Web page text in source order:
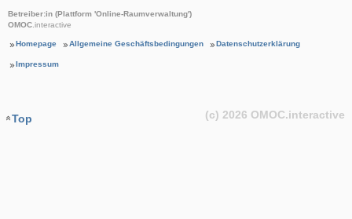
Betreiber:in (Plattform 'Online-Raumverwaltung')
OMOC .interactive
Homepage Allgemeine Geschäftsbedingungen Datenschutzerklärung
Impressum
Top (c) 2026 OMOC.interactive